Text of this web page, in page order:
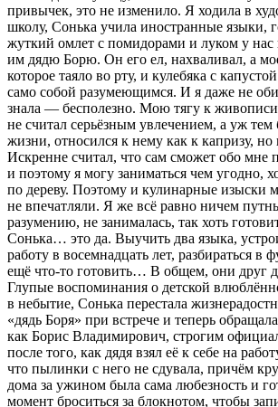
привычек, это не изменило. Я ходила в
школу, Сонька учила иностранные языки,
жуткий омлет с помидорами и луком у нас
им дядю Борю. Он его ел, нахваливал, а
которое таяло во рту, и кулебяка с
само собой разумеющимся. И я даже не
знала — бесполезно. Мою тягу к живописи
не считал серьёзным увлечением, а уж тем
жизни, относился к нему как к капризу, но
Искренне считал, что сам сможет обо мне
и поэтому я могу заниматься чем угодно,
по дереву. Поэтому и кулинарные изыски
не впечатляли. Я же всё равно ничем
разумению, не занималась, так хоть
Сонька… это да. Выучить два языка,
работу в восемнадцать лет, разбираться в
ещё что-то готовить… В общем, они друг
Глупые воспоминания о детской
в небытие, Сонька перестала
«дядь Боря» при встрече и теперь
как Борис Владимирович, строгим
после того, как дядя взял её к себе на
что пылинки с него не сдувала, причём
дома за ужином была сама любезность и
момент броситься за блокнотом, чтобы